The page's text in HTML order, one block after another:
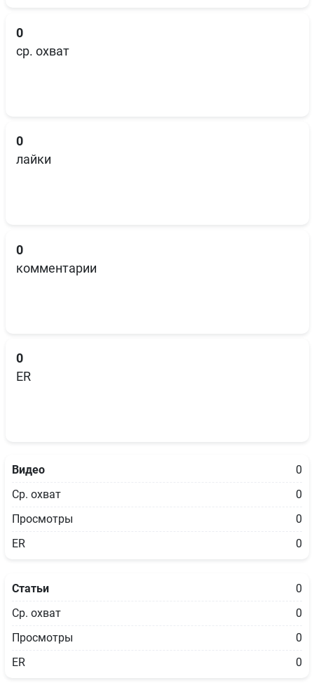
0
ср. охват
0
лайки
0
комментарии
0
ER
Видео
0
Ср. охват
0
Просмотры
0
ER
0
Статьи
0
Ср. охват
0
Просмотры
0
ER
0